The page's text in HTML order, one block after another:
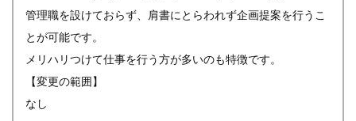
管理職を設けておらず、肩書にとらわれず企画提案を行うこ
とが可能です。
メリハリつけて仕事を行う方が多いのも特徴です。
【変更の範囲】
なし